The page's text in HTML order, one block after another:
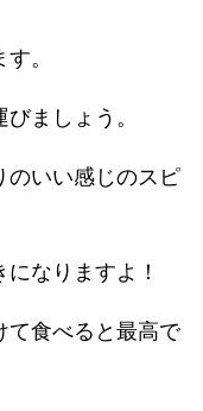
。
ましょう。
のいい感じのスピ
なりますよ！
て食べると最高で